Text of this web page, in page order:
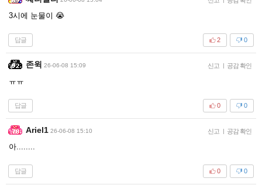
3시에 눈물이 😭
답글 0
2
존윅 26-06-08 15:09 신고 | 공감 확인
ㅠㅠ
답글 0
0
Ariel1 26-06-08 15:10 신고 | 공감 확인
아........
답글 0
0